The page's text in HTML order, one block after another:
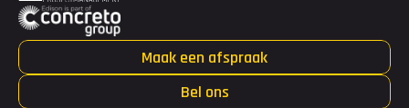
Maak een afspraak
Bel ons